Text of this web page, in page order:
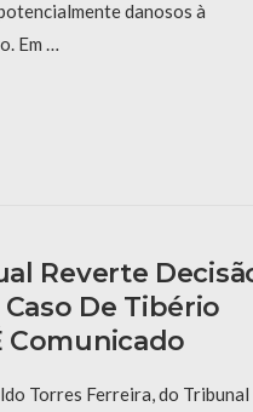
danosos à
Em …
Reverte
De Tibério
Comunicado
Torres Ferreira, do Tribunal